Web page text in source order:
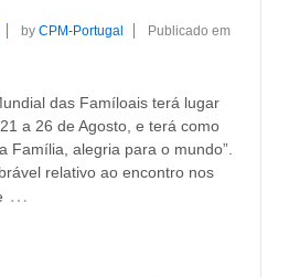
by CPM-Portugal
Publicado em
das Famíloais terá lugar
a 26 de Agosto, e terá como
Família, alegria para o mundo”.
relativo ao encontro nos
…